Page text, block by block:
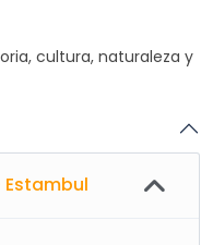
cultura, naturaleza y
Estambul